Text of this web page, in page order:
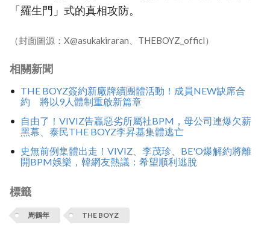
「羅生門」式的真相攻防。
（封面圖源：X@asukakiraran、THEBOYZ_officl）
相關新聞
THE BOYZ簽約新廠牌續團體活動！成員NEW缺席合
約 將以9人體制重啟新篇章
自由了！VIVIZ告贏惡劣所屬社BPM，母公司連爆欠薪
黑幕、泰民THE BOYZ李昇基集體逃亡
史無前例集體出走！VIVIZ、李茂珍、BE'O爆解約將離
開BPM娛樂，韓網友熱議：希望順利逃脫
標籤
周鶴年 THE BOYZ